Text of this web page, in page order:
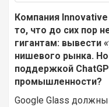
Компания
то, что до сих пор
гигантам: вывести
нишевого рынка. Но
поддержкой
промышленности?
Google Glass